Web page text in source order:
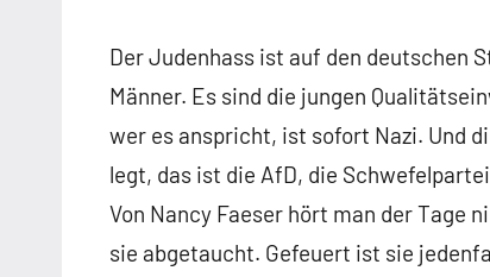
Der Judenhass ist auf den deutschen
Männer. Es sind die jungen
wer es anspricht, ist sofort Nazi. Und
legt, das ist die AfD, die
Von Nancy Faeser hört man der Tage
sie abgetaucht. Gefeuert ist sie